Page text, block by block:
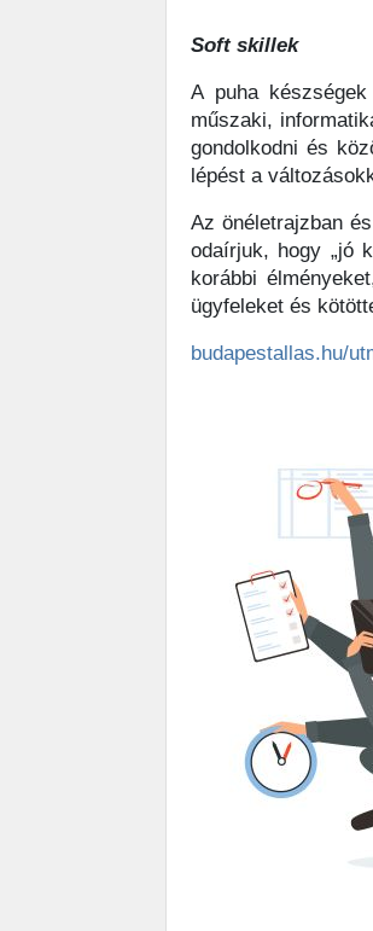
Soft skillek
A puha
műszaki,
gondolkodni és
lépést a
Az önéletrajzban
odaírjuk, hogy „jó
korábbi
ügyfeleket és
budapestallas.hu/